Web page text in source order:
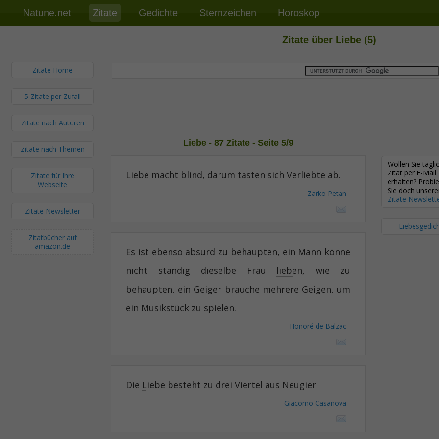
Natune.net Zitate Gedichte Sternzeichen Horoskop
Zitate über Liebe (5)
Zitate Home
5 Zitate per Zufall
Zitate nach Autoren
Zitate nach Themen
Zitate für Ihre
Webseite
Zitate Newsletter
Zitatbücher auf
amazon.de
Liebe - 87 Zitate - Seite 5/9
Liebe macht blind, darum tasten sich Verliebte ab.
Zarko Petan
Es ist ebenso absurd zu behaupten, ein Mann könne
nicht ständig dieselbe
Frau lieben, wie zu
behaupten, ein Geiger brauche mehrere Geigen, um
ein Musikstück zu spielen.
Honoré de Balzac
Die Liebe besteht zu drei Viertel aus Neugier.
Giacomo Casanova
Wollen Sie
Zitat per E-Mail
erhalten?
Sie doch
Zitate